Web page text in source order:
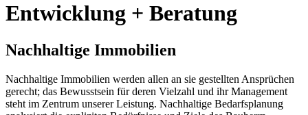
Entwicklung + Beratung
Nachhaltige Immobilien
Nachhaltige Immobilien werden allen an sie gestellten Ansprüchen
gerecht; das Bewusstsein für deren Vielzahl und ihr Management
steht im Zentrum unserer Leistung. Nachhaltige Bedarfsplanung